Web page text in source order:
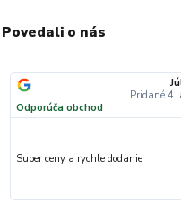
Povedali o nás
Pridané 4.
Odporúča obchod
Super ceny a rychle dodanie